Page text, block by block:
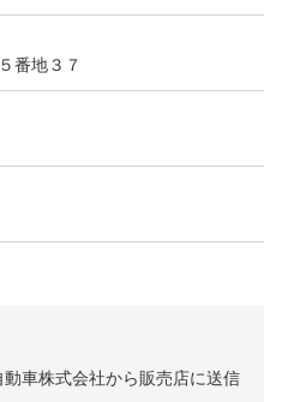
番地３７
車株式会社から販売店に送信